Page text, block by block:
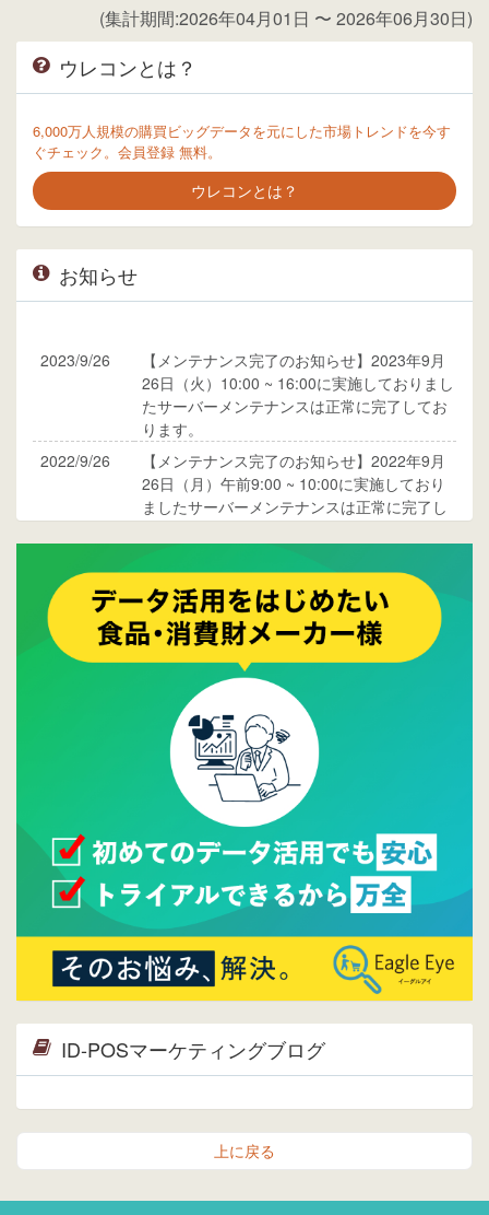
(集計期間:2026年04月01日 〜 2026年06月30日)
ウレコンとは？
6,000万人規模の購買ビッグデータを元にした市場トレンドを今す
ぐチェック。会員登録 無料。
ウレコンとは？
お知らせ
2023/9/26
【メンテナンス完了のお知らせ】2023年9月
26日（火）10:00 ~ 16:00に実施しておりまし
たサーバーメンテナンスは正常に完了してお
ります。
2022/9/26
【メンテナンス完了のお知らせ】2022年9月
26日（月）午前9:00 ~ 10:00に実施しており
ましたサーバーメンテナンスは正常に完了し
ご覧ください。
2015/10/19
ウレコンのサイト機能を大幅バージョンアッ
プ。詳細はこちら。⇒告知ページへ
2015/09/28
ウレコンが機能拡充し、サイトリニューアル
しました。⇒
ウレコンFacebook
Facebookページを開設しました。詳細は
ら。
ウレコンサイトリリースしました。
ID-POSマーケティングブログ
上に戻る